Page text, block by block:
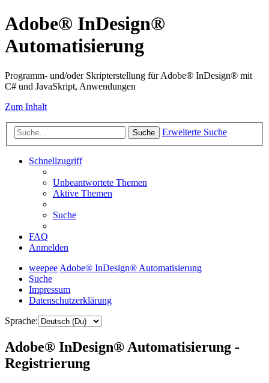
Adobe® InDesign®
Automatisierung
Programm- und/oder Skripterstellung für Adobe® InDesign® mit
C# und JavaSkript, Anwendungen
Zum Inhalt
Suche Erweiterte Suche
Schnellzugriff
Unbeantwortete Themen
Aktive Themen
Suche
FAQ
Anmelden
weepeeAdobe® InDesign® Automatisierung
Suche
Impressum
Datenschutzerklärung
Sprache:
Adobe® InDesign® Automatisierung -
Registrierung